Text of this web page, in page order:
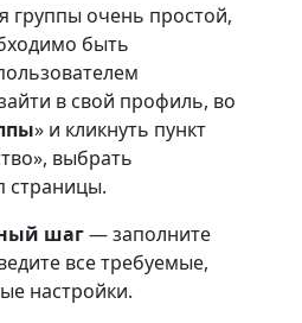
группы очень простой,
быть
в свой профиль, во
» и кликнуть пункт
выбрать
страницы.
шаг— заполните
все требуемые,
настройки.